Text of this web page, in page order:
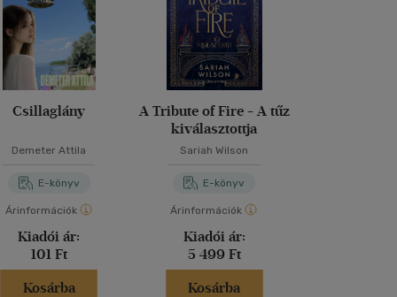
Csillaglány
Demeter Attila
E-könyv
Árinformációk
Kiadói ár:
101 Ft
Kosárba
A Tribute of Fire - A tűz
kiválasztottja
Sariah Wilson
E-könyv
Árinformációk
Kiadói ár:
5 499 Ft
Kosárba